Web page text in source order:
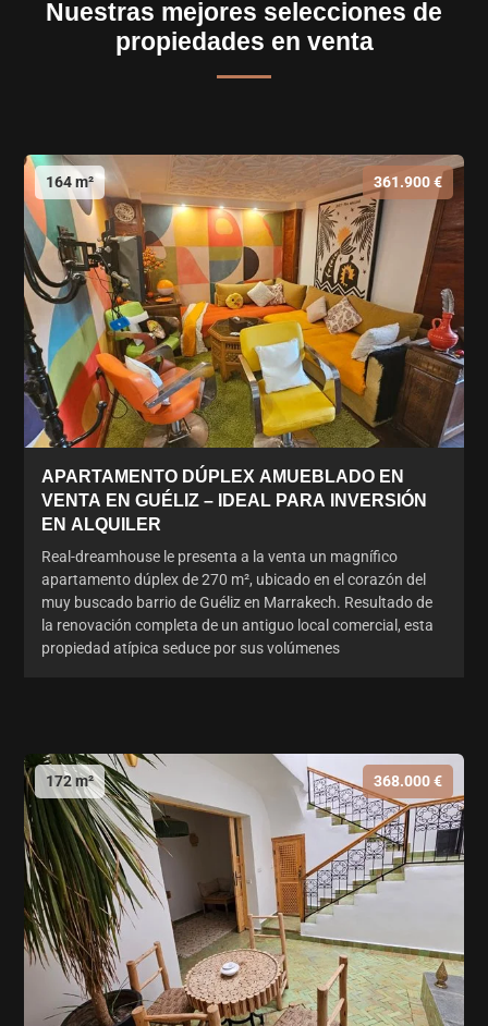
Nuestras mejores selecciones de
propiedades en venta
164 m² 361.900 €
APARTAMENTO DÚPLEX AMUEBLADO EN
VENTA EN GUÉLIZ – IDEAL PARA INVERSIÓN
EN ALQUILER
Real-dreamhouse le presenta a la venta un magnífico
apartamento dúplex de 270 m², ubicado en el corazón del
muy buscado barrio de Guéliz en Marrakech. Resultado de
la renovación completa de un antiguo local comercial, esta
propiedad atípica seduce por sus volúmenes
172 m² 368.000 €